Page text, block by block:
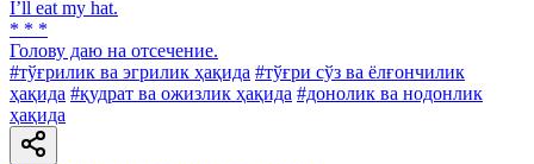
I’ll eat my hat.
* * *
Голову даю на отсечение.
#тўғрилик ва эгрилик ҳақида #тўғри сўз ва ёлғончилик
ҳақида #қудрат ва ожизлик ҳақида #донолик ва нодонлик
ҳақида